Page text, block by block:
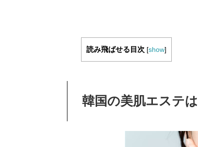
読み飛ばせる目次 [show]
韓国の美肌エステ